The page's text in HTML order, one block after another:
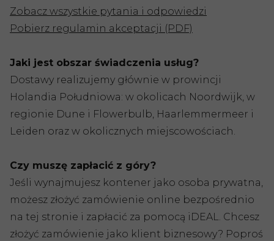
Zobacz wszystkie pytania i odpowiedzi
Pobierz regulamin akceptacji (PDF)
Jaki jest obszar świadczenia usług?
Dostawy realizujemy głównie w prowincji
Holandia Południowa: w okolicach Noordwijk, w
regionie Dune i Flowerbulb, Haarlemmermeer i
Leiden oraz w okolicznych miejscowościach.
Czy muszę zapłacić z góry?
Jeśli wynajmujesz kontener jako osoba prywatna,
możesz złożyć zamówienie online bezpośrednio
na tej stronie i zapłacić za pomocą iDEAL. Chcesz
złożyć zamówienie jako klient biznesowy? Poproś